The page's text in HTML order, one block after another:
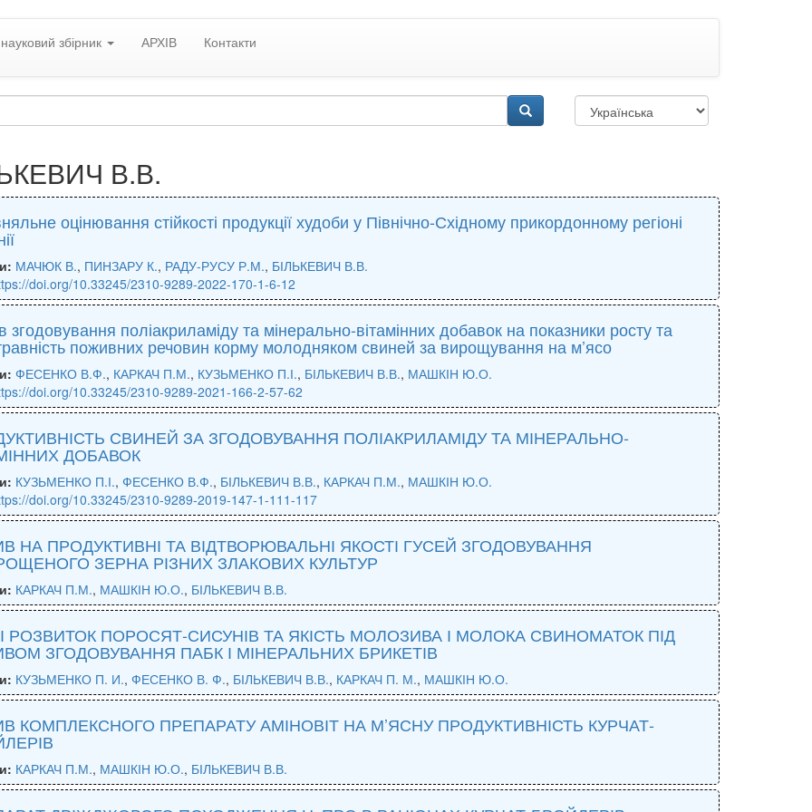
збірник АРХІВ Контакти
В.В.
оцінювання стійкості продукції худоби у Північно-Східному прикордонному регіоні
МАЧЮК В., ПИНЗАРУ К., РАДУ-РУСУ Р.М., БІЛЬКЕВИЧ В.В.
doi.org/10.33245/2310-9289-2022-170-1-6-12
згодовування поліакриламіду та мінерально-вітамінних добавок на показники росту та
поживних речовин корму молодняком свиней за вирощування на м’ясо
ФЕСЕНКО В.Ф., КАРКАЧ П.М., КУЗЬМЕНКО П.І., БІЛЬКЕВИЧ В.В., МАШКІН Ю.О.
doi.org/10.33245/2310-9289-2021-166-2-57-62
СВИНЕЙ ЗА ЗГОДОВУВАННЯ ПОЛІАКРИЛАМІДУ ТА МІНЕРАЛЬНО-
ДОБАВОК
КУЗЬМЕНКО П.І., ФЕСЕНКО В.Ф., БІЛЬКЕВИЧ В.В., КАРКАЧ П.М., МАШКІН Ю.О.
doi.org/10.33245/2310-9289-2019-147-1-111-117
НА ПРОДУКТИВНІ ТА ВІДТВОРЮВАЛЬНІ ЯКОСТІ ГУСЕЙ ЗГОДОВУВАННЯ
ЗЕРНА РІЗНИХ ЗЛАКОВИХ КУЛЬТУР
КАРКАЧ П.М., МАШКІН Ю.О., БІЛЬКЕВИЧ В.В.
І РОЗВИТОК ПОРОСЯТ-СИСУНІВ ТА ЯКІСТЬ МОЛОЗИВА І МОЛОКА СВИНОМАТОК ПІД
ЗГОДОВУВАННЯ ПАБК І МІНЕРАЛЬНИХ БРИКЕТІВ
КУЗЬМЕНКО П. И., ФЕСЕНКО В. Ф., БІЛЬКЕВИЧ В.В., КАРКАЧ П. М., МАШКІН Ю.О.
КОМПЛЕКСНОГО ПРЕПАРАТУ АМІНОВІТ НА М’ЯСНУ ПРОДУКТИВНІСТЬ КУРЧАТ-
КАРКАЧ П.М., МАШКІН Ю.О., БІЛЬКЕВИЧ В.В.